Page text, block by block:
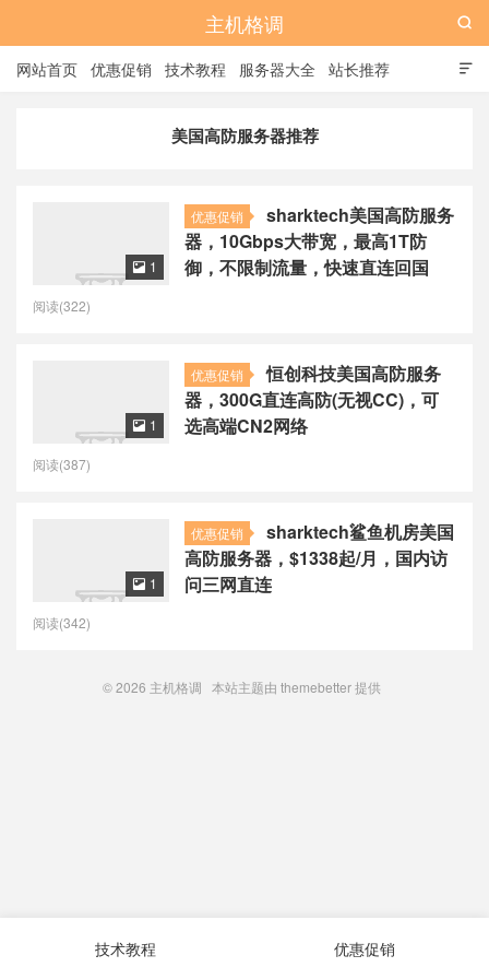
主机格调

网站首页 优惠促销 技术教程 服务器大全 站长推荐

美国高防服务器推荐
优惠促销
sharktech美国高防服务
器，10Gbps大带宽，最高1T防
御，不限制流量，快速直连回国
 1
阅读(322)
优惠促销
恒创科技美国高防服务
器，300G直连高防(无视CC)，可
选高端CN2网络
 1
阅读(387)
优惠促销
sharktech鲨鱼机房美国
高防服务器，$1338起/月，国内访
问三网直连
 1
阅读(342)
© 2026 主机格调 本站主题由 themebetter提供
技术教程 优惠促销